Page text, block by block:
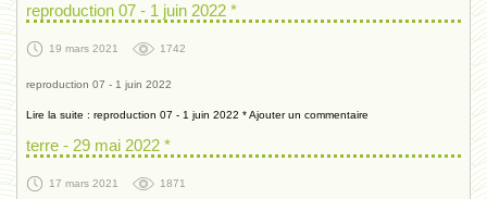
reproduction 07 - 1 juin 2022 *
19 mars 2021 1742
reproduction 07 - 1 juin 2022
Lire la suite : reproduction 07 - 1 juin 2022 *Ajouter un commentaire
terre - 29 mai 2022 *
17 mars 2021 1871